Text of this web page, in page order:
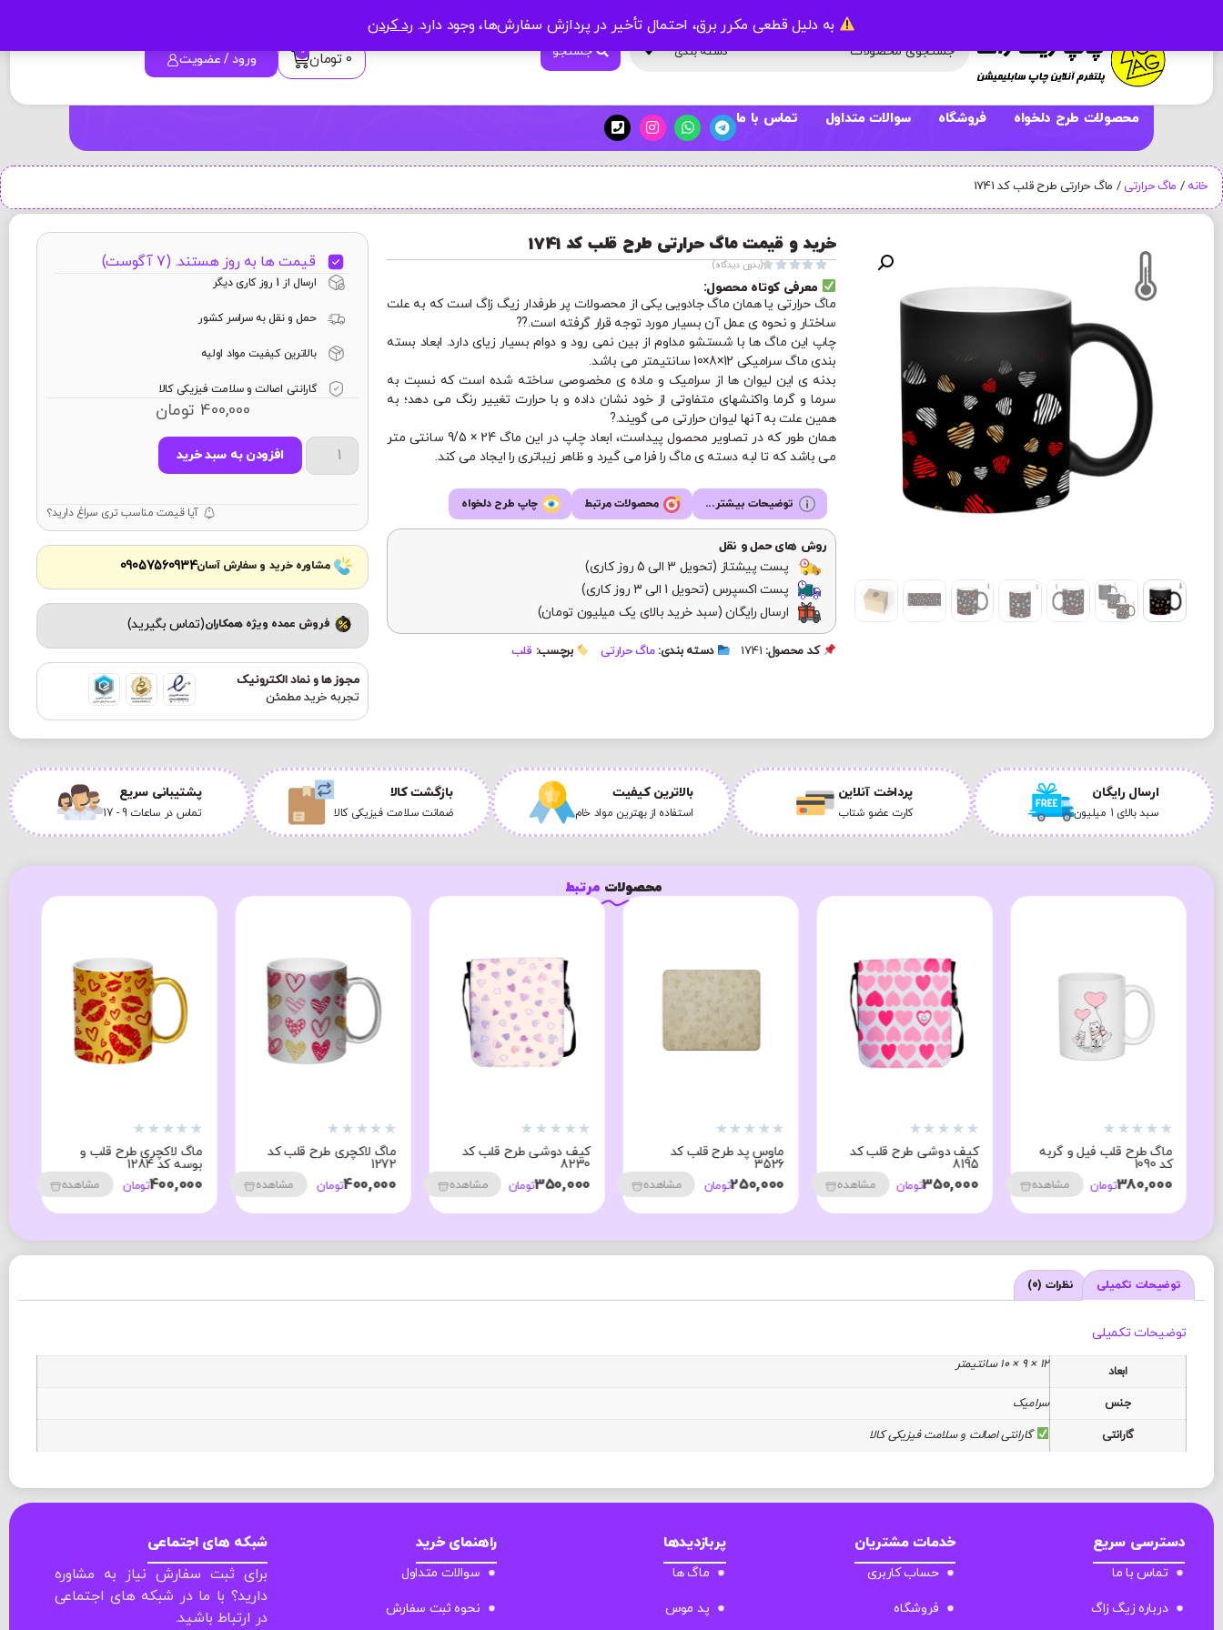
به دلیل قطعی مکرر برق، احتمال تأخیر در پردازش سفارش‌ها، وجود دارد. رد کردن
دسته بندی جستجو 0 تومان 0 ورود / عضویت
محصولات طرح دلخواه فروشگاه سوالات متداول تماس با ما
خانه / ماگ حرارتی/ ماگ حرارتی طرح قلب کد 1741
خرید و قیمت ماگ حرارتی طرح قلب کد 1741




(بدون دیدگاه)
معرفی کوتاه محصول:
ماگ حرارتی یا همان ماگ جادویی یکی از محصولات پر طرفدار زیگ زاگ است که به علت
ساختار و نحوه ی عمل آن بسیار مورد توجه قرار گرفته است.??
چاپ این ماگ ها با شستشو مداوم از بین نمی رود و دوام بسیار زیای دارد. ابعاد بسته
بندی ماگ سرامیکی 12×8×10 سانتیمتر می باشد.
بدنه ی این لیوان ها از سرامیک و ماده ی مخصوصی ساخته شده است که نسبت به
سرما و گرما واکنشهای متفاوتی از خود نشان داده و با حرارت تغییر رنگ می دهد؛ به
همین علت به آنها لیوان حرارتی می گویند.?
همان طور که در تصاویر محصول پیداست، ابعاد چاپ در این ماگ 24 × 9/5 سانتی متر
می باشد که تا لبه دسته ی ماگ را فرا می گیرد و ظاهر زیباتری را ایجاد می کند.
توضیحات بیشتر... محصولات مرتبط چاپ طرح دلخواه
روش های حمل و نقل
پست پیشتاز (تحویل 3 الی 5 روز کاری)
پست اکسپرس (تحویل 1 الی 3 روز کاری)
ارسال رایگان (سبد خرید بالای یک میلیون تومان)
کد محصول: 1741 دسته بندی: ماگ حرارتی برچسب: قلب
قیمت ها به روز هستند. (7 آگوست)
ارسال از 1 روز کاری دیگر
حمل و نقل به سراسر کشور
بالاترین کیفیت مواد اولیه
گارانتی اصالت و سلامت فیزیکی کالا
400,000 تومان
افزودن به سبد خرید
آیا قیمت مناسب تری سراغ دارید؟
مشاوره خرید و سفارش آسان09057560934
فروش عمده ویژه همکاران(تماس بگیرید)
مجوز ها و نماد الکترونیک
تجربه خرید مطمئن
ارسال رایگان
سبد بالای 1 میلیون
پرداخت آنلاین
کارت عضو شتاب
بالاترین کیفیت
استفاده از بهترین مواد خام
بازگشت کالا
ضمانت سلامت فیزیکی کالا
پشتیبانی سریع
تماس در ساعات 9 - 17
محصولات مرتبط
★
★
★
★
★
ماگ طرح قلب فیل و گربه
کد 1090
380,000تومان مشاهده
★
★
★
★
★
کیف دوشی طرح قلب کد
8195
350,000تومان مشاهده
★
★
★
★
★
ماوس پد طرح قلب کد
3526
250,000تومان مشاهده
★
★
★
★
★
کیف دوشی طرح قلب کد
8230
350,000تومان مشاهده
★
★
★
★
★
ماگ لاکچری طرح قلب کد
1272
400,000تومان مشاهده
★
★
★
★
★
ماگ لاکچری طرح قلب و
بوسه کد 1284
400,000تومان مشاهده
توضیحات تکمیلی نظرات (0)
توضیحات تکمیلی
ابعاد 12 × 9 × 10 سانتیمتر
جنس
سرامیک
گارانتی
گارانتی اصالت و سلامت فیزیکی کالا
دسترسی سریع
تماس با ما
درباره زیگ زاگ
خدمات مشتریان
حساب کاربری
فروشگاه
پربازدیدها
ماگ ها
پد موس
راهنمای خرید
سوالات متداول
نحوه ثبت سفارش
شبکه های اجتماعی
برای ثبت سفارش نیاز به مشاوره
دارید؟ با ما در شبکه های اجتماعی
در ارتباط باشید.